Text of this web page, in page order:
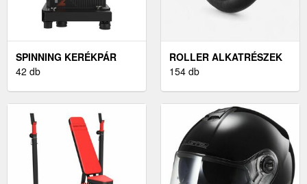
SPINNING KERÉKPÁR
42 db
ROLLER ALKATRÉSZEK
154 db